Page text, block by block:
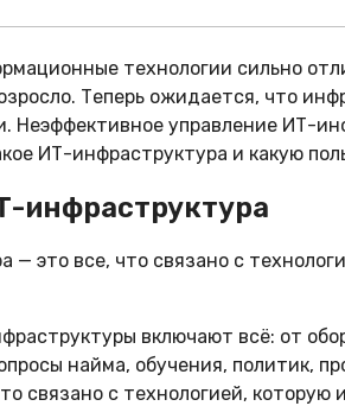
технологии сильно
Теперь ожидается, что
Неэффективное управление ИТ-
ИТ-инфраструктура и какую
инфраструктура
— это все, что связано с
включают всё: от
найма, обучения, политик,
связано с технологией, которую